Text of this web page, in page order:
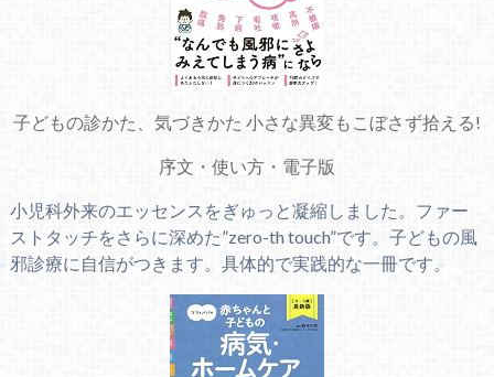
子どもの診かた、気づきかた 小さな異変もこぼさず拾える!
序文 ・ 使い方・ 電子版
小児科外来のエッセンスをぎゅっと凝縮しました。ファー
ストタッチをさらに深めた”zero-th touch”です。子どもの風
邪診療に自信がつきます。具体的で実践的な一冊です。